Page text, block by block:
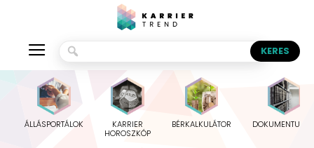
ÁLLÁSPORTÁLOK
KARRIER
HOROSZKÓP
BÉRKALKULÁTOR